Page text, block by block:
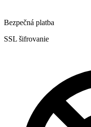
Bezpečná platba
SSL šifrovanie